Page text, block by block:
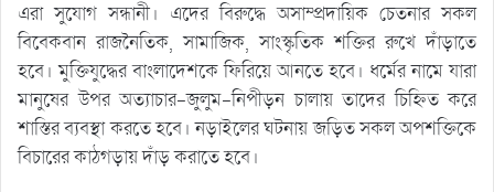
এরা সুযোগ সন্ধানী। এদের বিরুদ্ধে অসাম্প্রদায়িক চেতনার সকল
বিবেকবান রাজনৈতিক, সামাজিক, সাংস্কৃতিক শক্তির রুখে দাঁড়াতে
হবে। মুক্তিযুদ্ধের বাংলাদেশকে ফিরিয়ে আনতে হবে। ধর্মের নামে যারা
মানুষের উপর অত্যাচার-জুলুম-নিপীড়ন চালায় তাদের চিহ্নিত করে
শাস্তির ব্যবস্থা করতে হবে। নড়াইলের ঘটনায় জড়িত সকল অপশক্তিকে
বিচারের কাঠগড়ায় দাঁড় করাতে হবে।